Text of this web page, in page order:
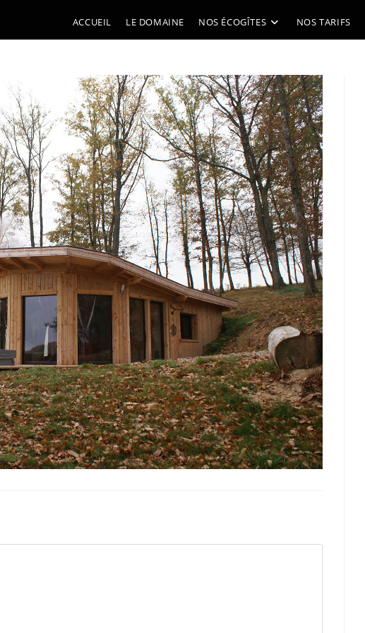
ACCUEIL LE DOMAINE NOS ÉCOGÎTES NOS TARIFS